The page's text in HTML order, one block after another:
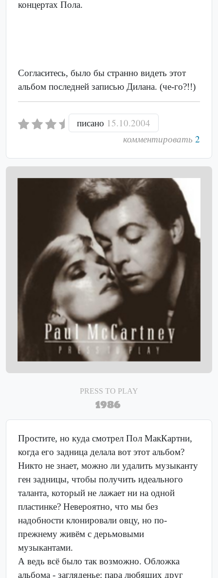
концертах Пола.
Согласитесь, было бы странно видеть этот
альбом последней записью Дилана. (че-го?!!)
писано 15.10.2004
комментировать 2
PRESS TO PLAY
1986
Простите, но куда смотрел Пол МакКартни,
когда его задница делала вот этот альбом?
Никто не знает, можно ли удалить музыканту
ген задницы, чтобы получить идеального
таланта, который не лажает ни на одной
пластинке? Невероятно, что мы без
надобности клонировали овцу, но по-
прежнему живём с дерьмовыми
музыкантами.
А ведь всё было так возможно. Обложка
альбома - загляденье: пара любящих друг